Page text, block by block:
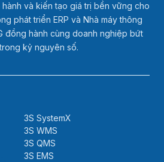
và kiến tạo giá trị bền vững cho
phát triển ERP và Nhà máy thông
đồng hành cùng doanh nghiệp bứt
kỷ nguyên số.
3S SystemX
3S WMS
3S QMS
3S EMS